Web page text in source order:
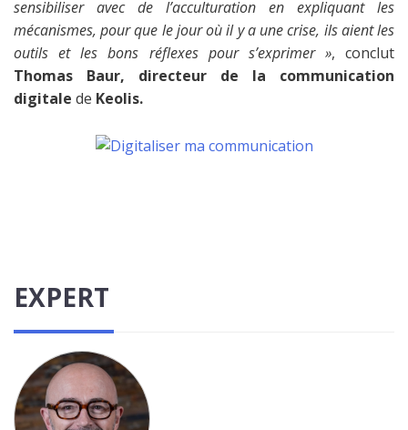
sensibiliser avec de l’acculturation en expliquant les
mécanismes, pour que le jour où il y a une crise, ils aient les
outils et les bons réflexes pour s’exprimer », conclut
Thomas Baur, directeur de la communication
digitale de Keolis.
EXPERT